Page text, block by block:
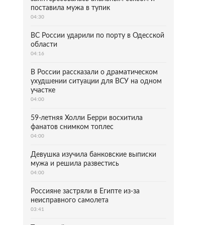
поставила мужа в тупик
04:30
ВС России ударили по порту в Одесской
области
04:16
В России рассказали о драматическом
ухудшении ситуации для ВСУ на одном
участке
04:00
59-летняя Холли Берри восхитила
фанатов снимком топлес
04:00
Девушка изучила банковские выписки
мужа и решила развестись
04:00
Россияне застряли в Египте из-за
неисправного самолета
03:41